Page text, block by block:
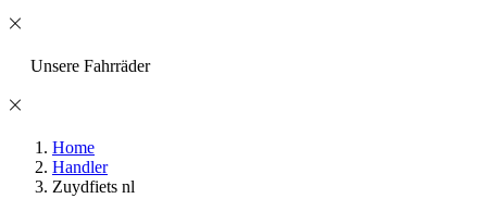
Unsere Fahrräder
Home
Handler
Zuydfiets nl